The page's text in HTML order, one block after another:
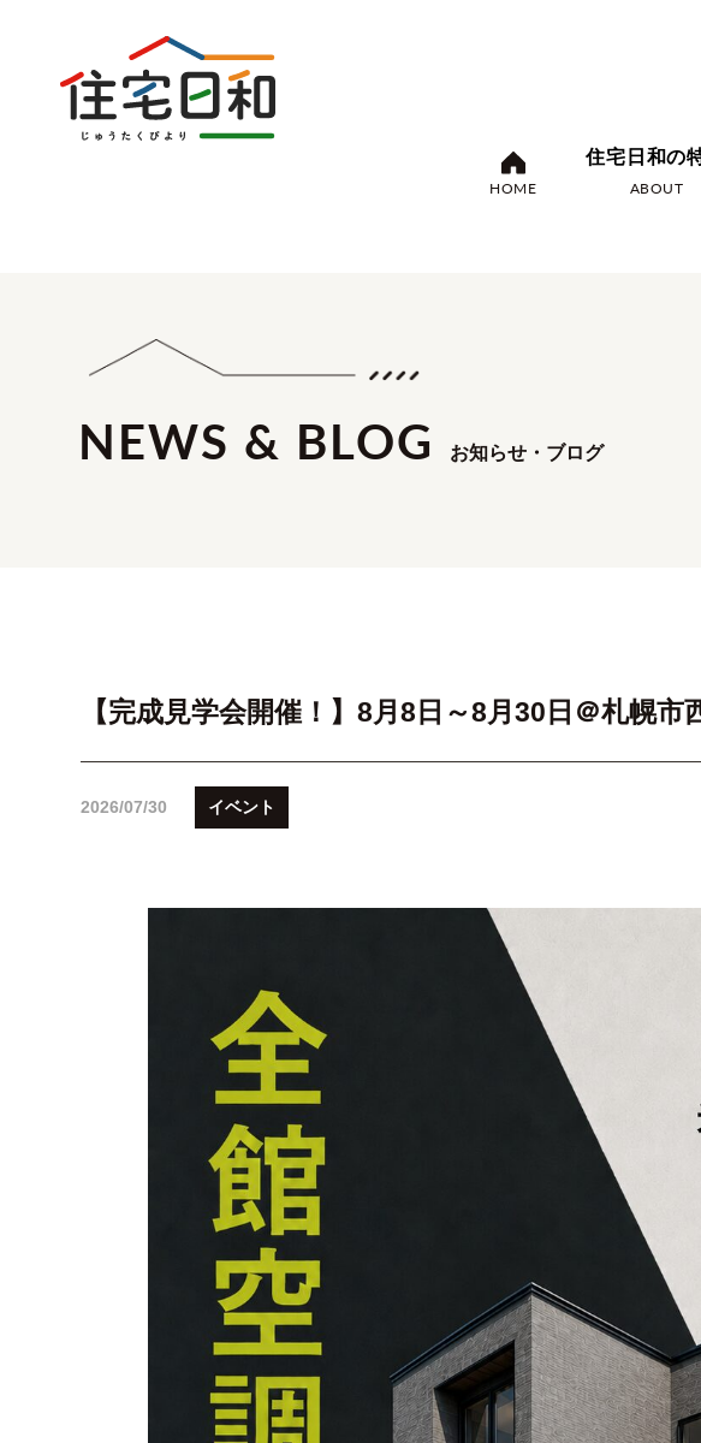
HOME
住宅日和の
ABOUT
NEWS & BLOG お知らせ・ブログ
【完成見学会開催！】8月8日～8月30日＠札幌市
2026/07/30 イベント